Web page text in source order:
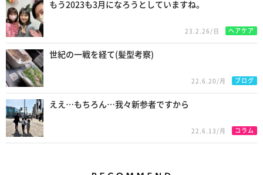
もう2023も3月になろうとしていますね。
23.2.26/日 ヘアケア
世紀の一戦を経て(髪型考察)
22.6.20/月 ブログ
ええ…もちろん…我々新参者ですから
22.6.13/月 コラム